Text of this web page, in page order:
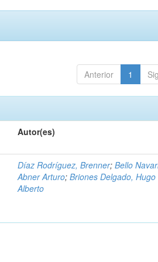
Anterior 1
Autor(es)
Díaz Rodríguez, Brenner;Bello
Abner Arturo;Briones Delgado, Hugo
Alberto